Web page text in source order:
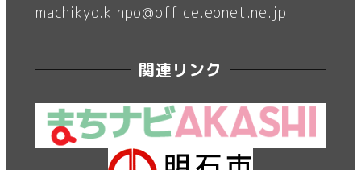
machikyo.kinpo@office.eonet.ne.jp
関連リンク